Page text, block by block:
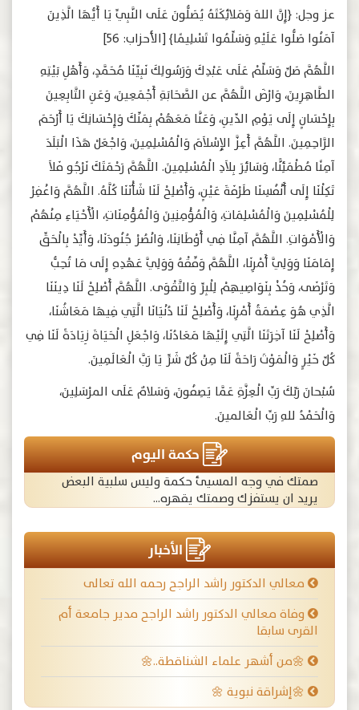
عز وجل: ﴿إِنَّ اللهَ وَمَلائِكَتَهُ يُصَلُّونَ عَلَى النَّبِيِّ يَا أَيُّهَا الَّذِينَ
آمَنُوا صَلُّوا عَلَيْهِ وَسَلِّمُوا تَسْلِيمًا﴾ [الأحزاب: 56]
‎اللَّهُمَّ صَلِّ وَسَلِّمْ عَلَى عَبْدِكَ وَرَسُولِكَ نَبِيِّنَا مُحَمَّدٍ، وَأَهْلِ بَيْتِهِ
الطَّاهِرِينَ، وَارْضَ اللَّهُمَّ عن الصَّحَابَةِ أَجْمَعِينَ، وَعَنِ التَّابِعِينَ
بِإِحْسَانٍ إِلَى يَوْمِ الدِّينِ، وَعَنَّا مَعَهُمْ بِمَنِّكَ وَإِحْسَانِكَ يَا أَرْحَمَ
الرَّاحِمِينَ. اللَّهُمَّ أَعِزَّ الإِسْلاَمَ وَالْمُسْلِمِينَ، وَاجْعَلْ هَذَا الْبَلَدَ
آمِنًا مُطْمَئِنًّا، وَسَائِرَ بِلاَدِ الْمُسْلِمِينَ. اللَّهُمَّ رَحْمَتَكَ نَرْجُو فَلاَ
تَكِلْنَا إِلَى أَنْفُسِنَا طَرْفَةَ عَيْنٍ، وَأَصْلِحْ لَنَا شَأْنَنَا كُلَّهُ. اللَّهُمَّ وَاغْفِرْ
لِلْمُسْلِمِينَ وَالْمُسْلِمَاتِ، وَالْمُؤْمِنِينَ وَالْمُؤْمِنَاتِ، الْأَحْيَاءِ مِنْهُمْ
وَالْأَمْوَاتِ. اللَّهُمَّ آمِنَّا فِي أَوْطَانِنَا، وَانْصُرْ جُنُودَنَا، وَأَيِّدْ بِالْحَقِّ
إِمَامَنَا وَوَلِيَّ أَمْرِنَا، اللَّهُمَّ وَفِّقْهُ وَوَلِيَّ عَهْدِهِ إِلَى مَا تُحِبُّ
وَتَرْضَى، وَخُذْ بِنَوَاصِيهِمْ لِلْبِرِّ وَالتَّقْوَى. اللَّهُمَّ أَصْلِحْ لَنَا دِينَنَا
الَّذِي هُوَ عِصْمَةُ أَمْرِنَا، وَأَصْلِحْ لَنَا دُنْيَانَا الَّتِي فِيهَا مَعَاشُنَا،
وَأَصْلِحْ لَنَا آخِرَتَنَا الَّتِي إِلَيْهَا مَعَادُنَا، وَاجْعَلِ الْحَيَاةَ زِيَادَةً لَنَا فِي
كُلِّ خَيْرٍ وَالْمَوْتَ رَاحَةً لَنَا مِنْ كُلِّ شَرٍّ يَا رَبَّ الْعَالَمِينَ.
سُبْحانَ رَبِّكَ رَبِّ الْعِزَّةِ عَمَّا يَصِفُونَ، وَسَلامٌ عَلَى المرْسَلِينَ،
وَالْحَمْدُ للهِ رَبِّ الْعَالمينَ.
حكمة اليوم
صمتك في وجه المسيئ حكمة وليس سلبية البعض
يريد ان يستفزك وصمتك يقهره...
الأخبار
معالي الدكتور راشد الراجح رحمه الله تعالى
وفاة معالي الدكتور راشد الراجح مدير جامعة أم
القرى سابقا
🌼من أشهر علماء الشناقطة..🌼
🌼إشراقة نبوية 🌼